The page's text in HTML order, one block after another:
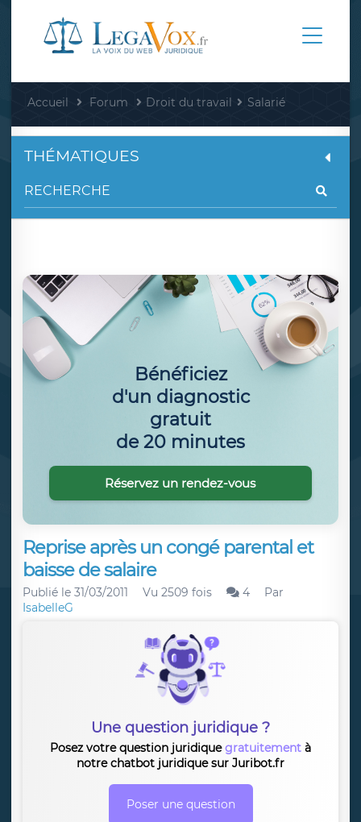
Accueil Forum Droit du travail Salarié
Reprise après un congé parental et
baisse de salaire
Publié le 31/03/2011 Vu 2509 fois 4
Par
IsabelleG
Une question juridique ?
Posez votre question juridiquegratuitement à
notre chatbot juridique sur Juribot.fr
Poser une question
THÉMATIQUES
Bénéficiez
d'un diagnostic
gratuit
de 20 minutes
Réservez un rendez-vous